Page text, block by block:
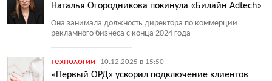
Наталья Огородникова покинула «Билайн Adtech»
Она занимала должность директора по коммерции
рекламного бизнеса с конца 2024 года
технологии 10.12.2025 в 15:50
«Первый ОРД» ускорил подключение клиентов